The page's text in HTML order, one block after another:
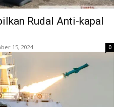
Rudal Anti-kapal
15, 2024 0